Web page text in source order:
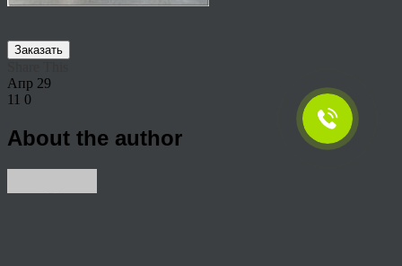
Заказать
Апр 29
11 0
About the author